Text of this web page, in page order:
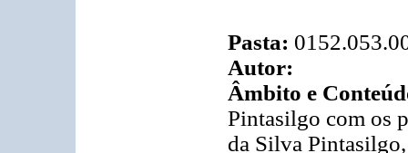
Pasta:
Autor:
Âmbito e
Pintasilgo com os
da Silva